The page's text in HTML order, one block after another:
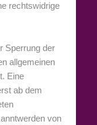
rechtswidrige
Sperrung der
allgemeinen
Eine
ab dem
von